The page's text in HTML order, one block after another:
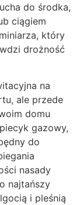
do środka,
ciągiem
który
drożność
na
ale przede
domu
gazowy,
do
nasady
najtańszy
i pleśnią